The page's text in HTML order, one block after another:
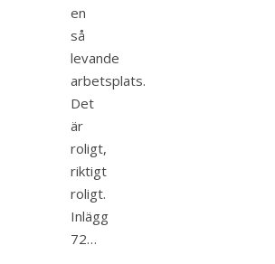
en
så
levande
arbetsplats.
Det
är
roligt,
riktigt
roligt.
Inlägg
72…